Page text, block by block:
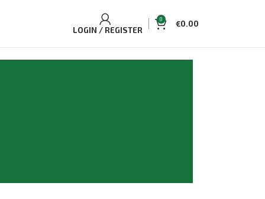
LOGIN / REGISTER
0 €0.00